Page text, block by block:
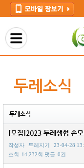
두레소식
두레소식
[모집]2023 두레생협 손
작성자 두레지기
23-04-28
조회 14,232회 댓글 0건